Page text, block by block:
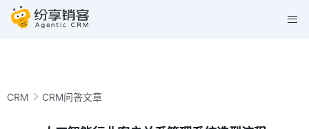
CRM CRM问答文章